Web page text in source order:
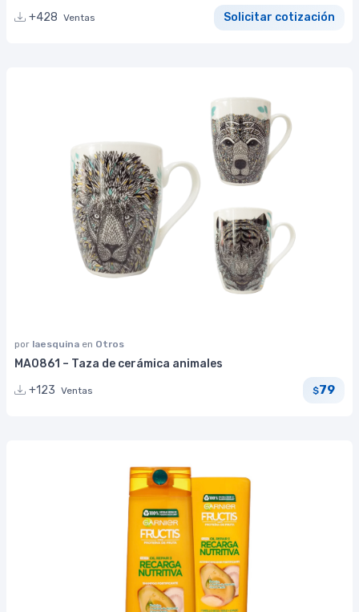
+428 Ventas Solicitar cotización
por laesquina en Otros
MA0861 – Taza de cerámica animales
+123 Ventas $79